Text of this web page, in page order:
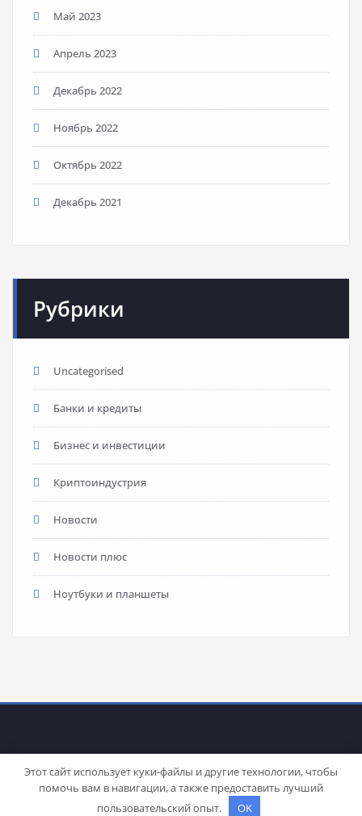
Май 2023
Апрель 2023
Декабрь 2022
Ноябрь 2022
Октябрь 2022
Декабрь 2021
Рубрики
Uncategorised
Банки и кредиты
Бизнес и инвестиции
Криптоиндустрия
Новости
Новости плюс
Ноутбуки и планшеты
WordPress | Theme: Stacyby SpiceThemes
Этот сайт использует куки-файлы и другие технологии, чтобы
помочь вам в навигации, а также предоставить лучший
пользовательский опыт.
OK